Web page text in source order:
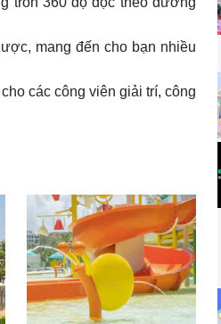
mang đến cho bạn nhiều
các công viên giải trí, công